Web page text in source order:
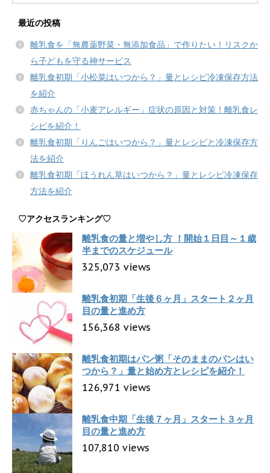
最近の投稿
離乳食を「無農薬野菜・無添加食品」で作りたい！リスクか
ら子どもを守る神サービス
離乳食初期「小松菜はいつから？」量とレシピ冷凍保存方法
を紹介
赤ちゃんの「小麦アレルギー」症状の原因と対策！離乳食レ
シピを紹介！
離乳食初期「りんごはいつから？」量とレシピと冷凍保存方
法を紹介
離乳食初期「ほうれん草はいつから？」量とレシピ冷凍保存
方法を紹介
♡アクセスランキング♡
離乳食の量と増やし方 ！開始１日目～１歳
半までのスケジュール
325,073 views
離乳食初期「生後６ヶ月」スタート２ヶ月
目の量と進め方
156,368 views
離乳食初期はパン粥「そのままのパンはい
つから？」量と始め方とレシピを紹介！
126,971 views
離乳食中期「生後７ヶ月」スタート３ヶ月
目の量と進め方
107,810 views